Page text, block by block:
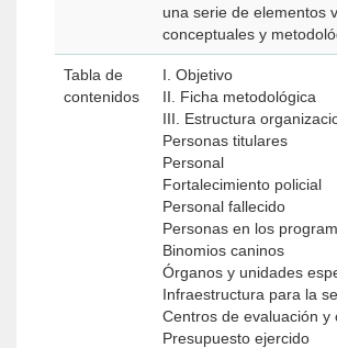
una serie de elementos
conceptuales y
Tabla de
contenidos
I. Objetivo
II. Ficha metodológica
III. Estructura
Personas titulares
Personal
Fortalecimiento policial
Personal fallecido
Personas en los
Binomios caninos
Órganos y unidades
Infraestructura para la
Centros de evaluación y
Presupuesto ejercido